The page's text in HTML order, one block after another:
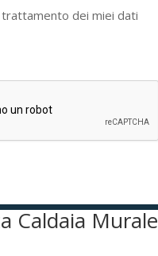
dei miei dati
Caldaia Murale